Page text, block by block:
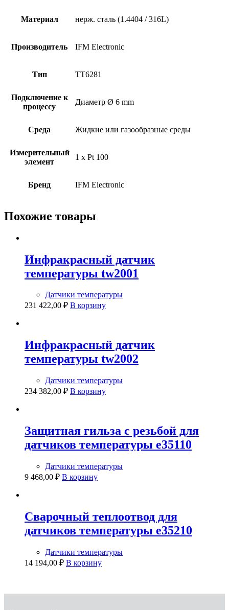
Материал нерж. сталь (1.4404 / 316L)
Производитель IFM Electronic
Тип TT6281
Подключение к
процессу
Диаметр Ø 6 mm
Среда Жидкие или газообразные среды
Измерительный
элемент
1 x Pt 100
Бренд IFM Electronic
Похожие товары
Инфракрасный датчик
температуры tw2001
Датчики температуры
231 422,00 ₽ В корзину
Инфракрасный датчик
температуры tw2002
Датчики температуры
234 382,00 ₽ В корзину
Защитная гильза с резьбой для
датчиков температуры e35110
Датчики температуры
9 468,00 ₽ В корзину
Сварочный теплоотвод для
датчиков температуры e35210
Датчики температуры
14 194,00 ₽ В корзину